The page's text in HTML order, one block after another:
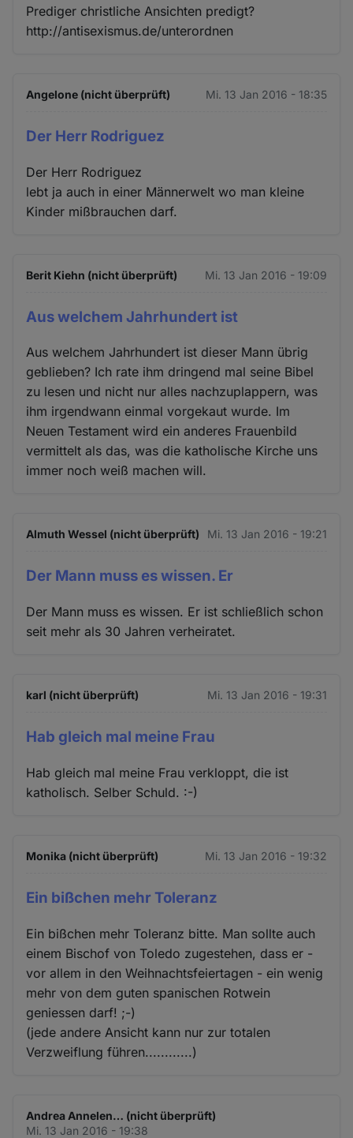
Prediger christliche Ansichten predigt?
http://antisexismus.de/unterordnen
Angelone (nicht überprüft) Mi. 13 Jan 2016 - 18:35
Der Herr Rodriguez
Der Herr Rodriguez
lebt ja auch in einer Männerwelt wo man kleine
Kinder mißbrauchen darf.
Berit Kiehn (nicht überprüft) Mi. 13 Jan 2016 - 19:09
Aus welchem Jahrhundert ist
Aus welchem Jahrhundert ist dieser Mann übrig
geblieben? Ich rate ihm dringend mal seine Bibel
zu lesen und nicht nur alles nachzuplappern, was
ihm irgendwann einmal vorgekaut wurde. Im
Neuen Testament wird ein anderes Frauenbild
vermittelt als das, was die katholische Kirche uns
immer noch weiß machen will.
Almuth Wessel (nicht überprüft) Mi. 13 Jan 2016 - 19:21
Der Mann muss es wissen. Er
Der Mann muss es wissen. Er ist schließlich schon
seit mehr als 30 Jahren verheiratet.
karl (nicht überprüft) Mi. 13 Jan 2016 - 19:31
Hab gleich mal meine Frau
Hab gleich mal meine Frau verkloppt, die ist
katholisch. Selber Schuld. :-)
Monika (nicht überprüft) Mi. 13 Jan 2016 - 19:32
Ein bißchen mehr Toleranz
Ein bißchen mehr Toleranz bitte. Man sollte auch
einem Bischof von Toledo zugestehen, dass er -
vor allem in den Weihnachtsfeiertagen - ein wenig
mehr von dem guten spanischen Rotwein
geniessen darf! ;-)
(jede andere Ansicht kann nur zur totalen
Verzweiflung führen............)
Andrea Annelen… (nicht überprüft)
Mi. 13 Jan 2016 - 19:38